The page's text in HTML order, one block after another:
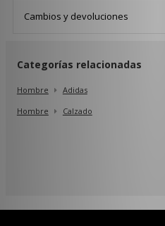
Cambios y devoluciones
Categorías relacionadas
Hombre
Adidas
Hombre
Calzado